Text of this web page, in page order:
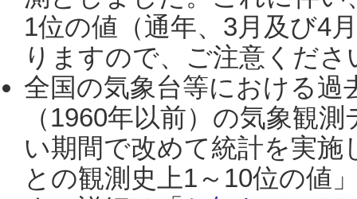
1位の値（通年、3月及び4
りますので、ご注意くだ
全国の気象台等における過
（1960年以前）の気象観
い期間で改めて統計を実
との観測史上1～10位の値